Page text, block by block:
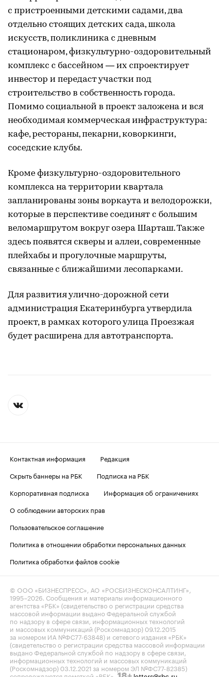
с пристроенными детскими садами, два
отдельно стоящих детских сада, школа
искусств, поликлиника с дневным
стационаром, физкультурно-оздоровительный
комплекс с бассейном — их спроектирует
инвестор и передаст участки под
строительство в собственность города.
Помимо социальной в проект заложена и вся
необходимая коммерческая инфраструктура:
кафе, рестораны, пекарни, коворкинги,
соседские клубы.
Кроме физкультурно-оздоровительного
комплекса на территории квартала
запланированы зоны воркаута и велодорожки,
которые в перспективе соединят с большим
веломаршрутом вокруг озера Шарташ. Также
здесь появятся скверы и аллеи, современные
плейхабы и прогулочные маршруты,
связанные с ближайшими лесопарками.
Для развития улично-дорожной сети
администрация Екатеринбурга утвердила
проект, в рамках которого улица Проезжая
будет расширена для автотранспорта.
Контактная информация
Редакция
Скрыть баннеры на РБК
Подписка на РБК
Корпоративная подписка
Информация об ограничениях
О соблюдении авторских прав
Пользовательское соглашение
Политика в отношении обработки персональных данных
Политика обработки файлов cookie
© ООО «БИЗНЕСПРЕСС», АО «РОСБИЗНЕСКОНСАЛТИНГ»,
1995–2026 . Сообщения и материалы информационного
агентства «РБК» (свидетельство о регистрации средства
массовой информации выдано Федеральной службой
по надзору в сфере связи, информационных технологий
и массовых коммуникаций (Роскомнадзор) 09.12.2015
за номером ИА №ФС77-63848) и сетевого издания «РБК»
(свидетельство о регистрации средства массовой информации
выдано Федеральной службой по надзору в сфере связи,
информационных технологий и массовых коммуникаций
(Роскомнадзор) 03.12.2021 за номером ЭЛ №ФС77-82385)